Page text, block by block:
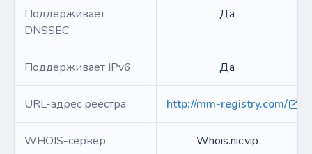
Поддерживает
DNSSEC
Да
Поддерживает IPv6 Да
URL-адрес реестра http://mm-registry.com/
WHOIS-сервер Whois.nic.vip